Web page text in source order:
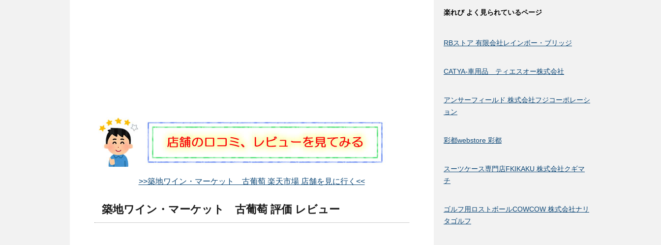
>>築地ワイン・マーケット 古葡萄 楽天市場 店舗を見に行く<<
築地ワイン・マーケット 古葡萄 評価 レビュー
楽れび よく見られているページ
RBストア 有限会社レインボー・ブリッジ
CATYA-車用品 ティエスオー株式会社
アンサーフィールド 株式会社フジコーポレーシ
ョン
彩都webstore 彩都
スーツケース専門店FKIKAKU 株式会社クギマ
チ
ゴルフ用ロストボールCOWCOW 株式会社ナリ
タゴルフ